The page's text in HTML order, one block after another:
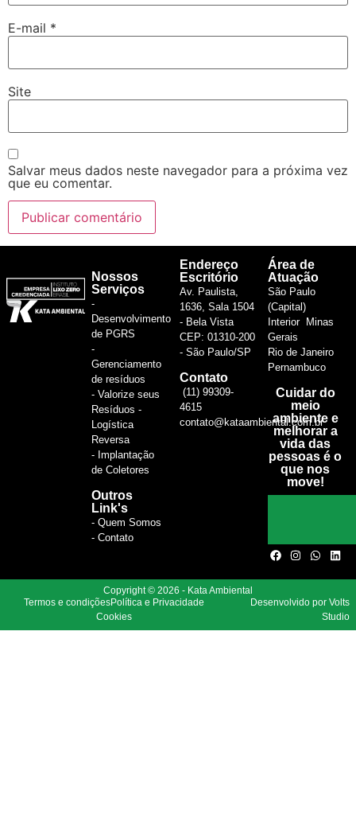
E-mail *
Site
Salvar meus dados neste navegador para a próxima vez
que eu comentar.
Nossos
Serviços
-
Desenvolvimento
de PGRS
-
Gerenciamento
de resíduos
- Valorize seus
Resíduos -
Logística
Reversa
- Implantação
de Coletores
Outros
Link's
- Quem Somos
- Contato
Endereço
Escritório
Av. Paulista,
1636, Sala 1504
- Bela Vista
CEP: 01310-200
- São Paulo/SP
Contato
(11) 99309-
4615
contato@kataambiental.com.br
Área de
Atuação
São Paulo
(Capital)
Interior Minas
Gerais
Rio de Janeiro
Pernambuco
Cuidar do
meio
ambiente e
melhorar a
vida das
pessoas é o
que nos
move!
Copyright © 2026 - Kata Ambiental
Termos e condiçõesPolítica e Privacidade
Cookies
Desenvolvido por Volts
Studio